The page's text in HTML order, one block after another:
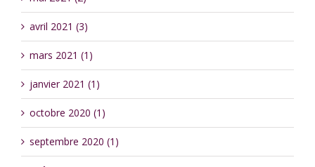
avril 2021 (3)
mars 2021 (1)
janvier 2021 (1)
octobre 2020 (1)
septembre 2020 (1)